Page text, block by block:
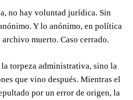
no hay voluntad jurídica. Sin
Y lo anónimo, en política
muerto. Caso cerrado.
torpeza administrativa, sino la
que vino después. Mientras el
por un error de origen, la